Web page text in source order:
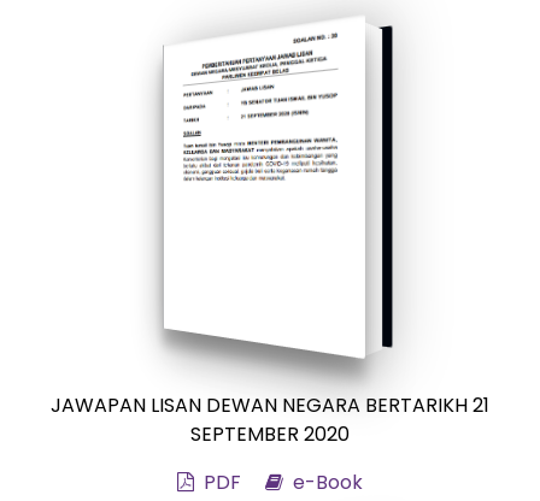
JAWAPAN LISAN DEWAN NEGARA BERTARIKH 21
SEPTEMBER 2020
PDF
e-Book